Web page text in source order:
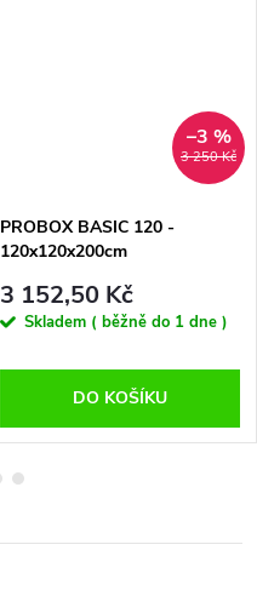
3 250 Kč
–3 %
PROBOX BASIC 120 -
120x120x200cm
3 152,50 Kč
Skladem ( běžně do 1 dne )
DO KOŠÍKU